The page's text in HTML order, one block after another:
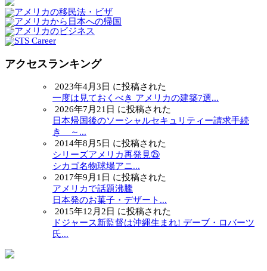
アクセスランキング
2023年4月3日 に投稿された
一度は見ておくべき アメリカの建築7選...
2026年7月21日 に投稿された
日本帰国後のソーシャルセキュリティー請求手続
き ～...
2014年8月5日 に投稿された
シリーズアメリカ再発見㉕
シカゴ名物球場アニ...
2017年9月1日 に投稿された
アメリカで話題沸騰
日本発のお菓子・デザート...
2015年12月2日 に投稿された
ドジャース新監督は沖縄生まれ! デーブ・ロバーツ
氏...